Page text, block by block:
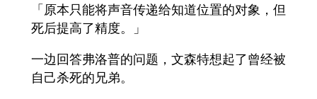
「原本只能将声音传递给知道位置的对象，但
死后提高了精度。」
一边回答弗洛普的问题，文森特想起了曾经被
自己杀死的兄弟。